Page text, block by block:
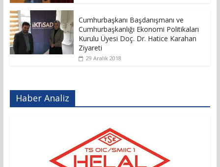
Cumhurbaşkanı Başdanışmanı ve
Cumhurbaşkanlığı Ekonomi Politikaları
Kurulu Üyesi Doç. Dr. Hatice Karahan
Ziyareti
29 Aralık 2018
Haber Analiz